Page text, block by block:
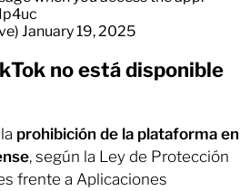
January 19, 2025
no está disponible
prohibición de la plataforma en
, según la Ley de Protección
frente a Aplicaciones